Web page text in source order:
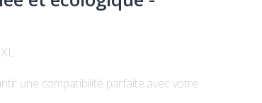
une compatibilité parfaite avec votre